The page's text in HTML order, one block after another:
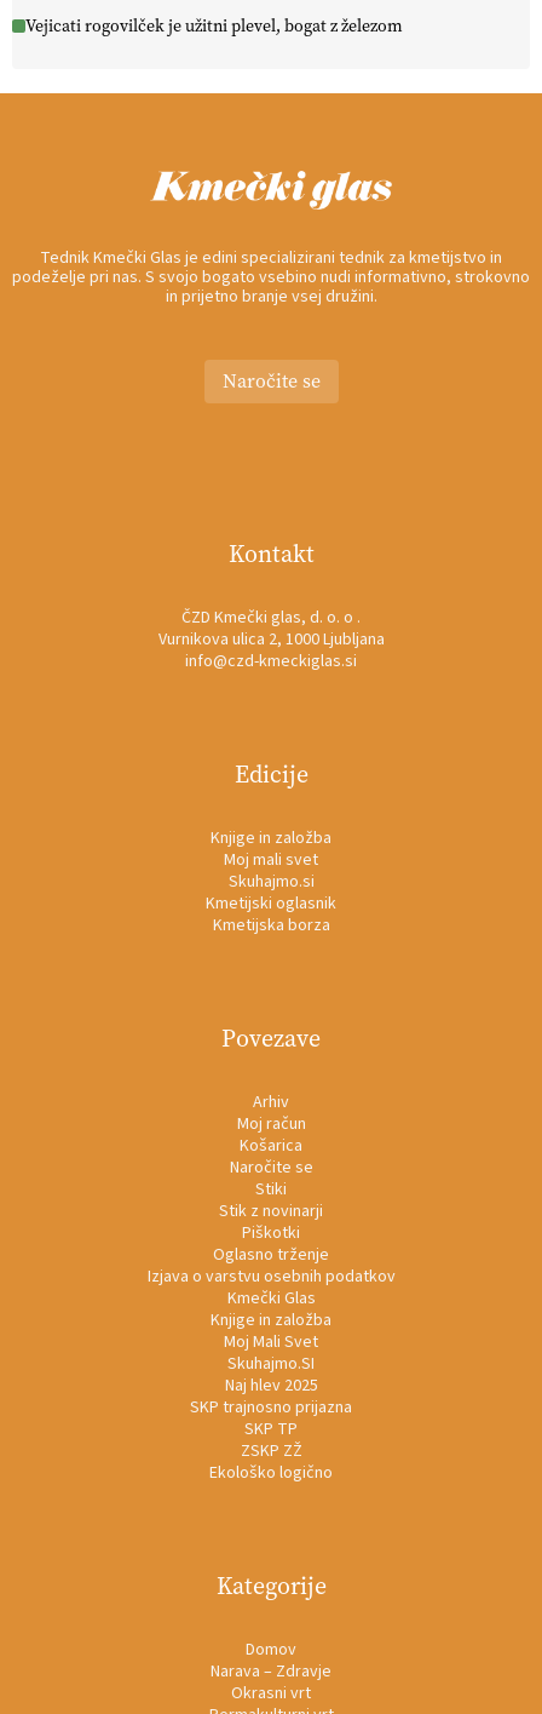
Vejicati rogovilček je užitni plevel, bogat z železom
Tednik Kmečki Glas je edini specializirani tednik za kmetijstvo in
podeželje pri nas. S svojo bogato vsebino nudi informativno, strokovno
in prijetno branje vsej družini.
Naročite se
Kontakt
ČZD Kmečki glas, d. o. o .
Vurnikova ulica 2, 1000 Ljubljana
info@czd-kmeckiglas.si
Edicije
Knjige in založba
Moj mali svet
Skuhajmo.si
Kmetijski oglasnik
Kmetijska borza
Povezave
Arhiv
Moj račun
Košarica
Naročite se
Stiki
Stik z novinarji
Piškotki
Oglasno trženje
Izjava o varstvu osebnih podatkov
Kmečki Glas
Knjige in založba
Moj Mali Svet
Skuhajmo.SI
Naj hlev 2025
SKP trajnosno prijazna
SKP TP
ZSKP ZŽ
Ekološko logično
Kategorije
Domov
Narava – Zdravje
Okrasni vrt